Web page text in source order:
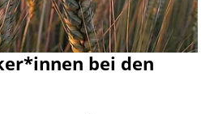
bei den